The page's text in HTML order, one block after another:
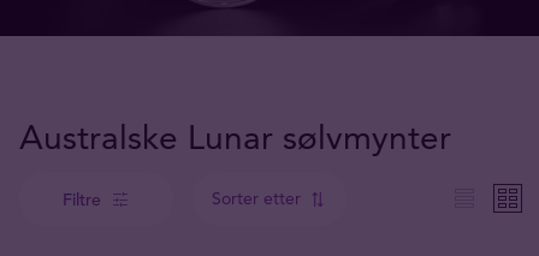
Australske Lunar sølvmynter
Filtre Sorter etter